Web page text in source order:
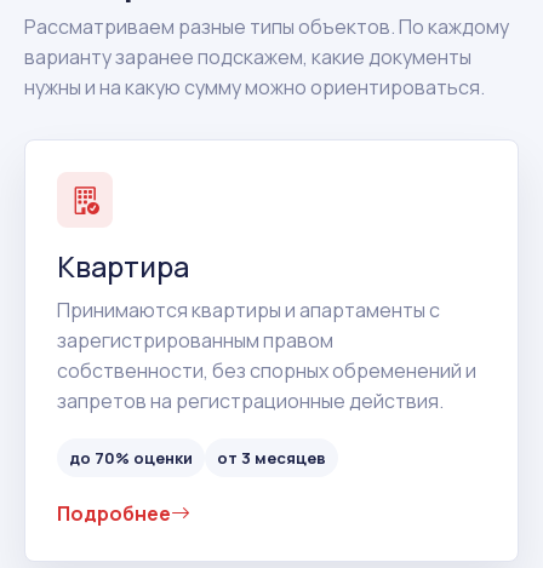
Рассматриваем разные типы объектов. По каждому
варианту заранее подскажем, какие документы
нужны и на какую сумму можно ориентироваться.
Квартира
Принимаются квартиры и апартаменты с
зарегистрированным правом
собственности, без спорных обременений и
запретов на регистрационные действия.
до 70% оценки от 3 месяцев
Подробнее